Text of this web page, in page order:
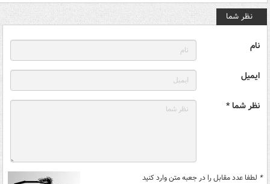
نظر شما
نام
ایمیل
نظر شما *
* لطفا عدد مقابل را در جعبه متن وارد کنید